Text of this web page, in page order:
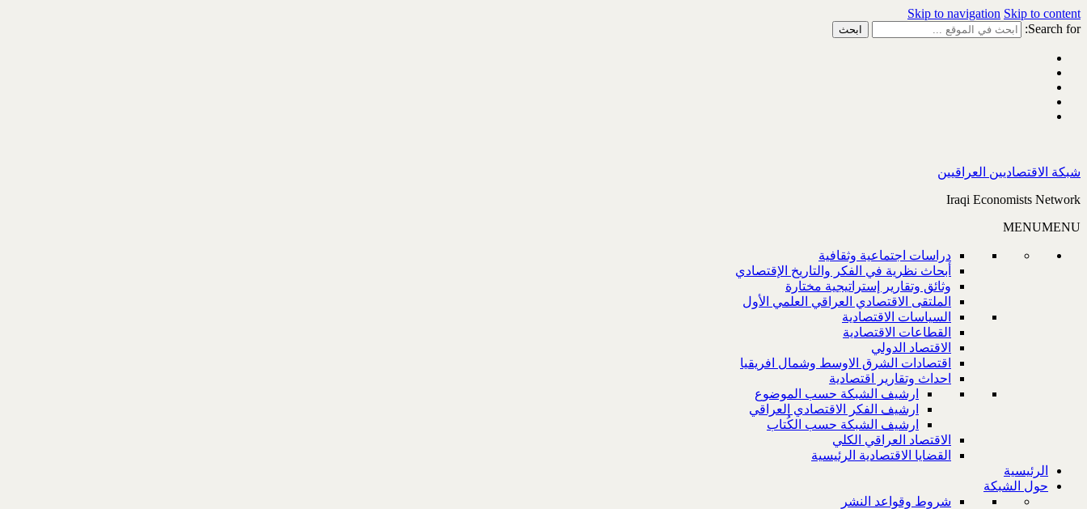
Skip to navigation Skip to content
Search for:
شبكة الاقتصاديين العراقيين
Iraqi Economists Network
MENUMENU
دراسات اجتماعية وثقافية
أبحاث نظرية في الفكر والتاريخ الإقتصادي
وثائق وتقارير إستراتيجية مختارة
الملتقى الاقتصادي العراقي العلمي الأول
السياسات الاقتصادية
القطاعات الاقتصادية
الاقتصاد الدولي
اقتصادات الشرق الاوسط وشمال افريقيا
احداث وتقارير اقتصادية
ارشيف الشبكة حسب الموضوع
ارشيف الفكر الاقتصادي العراقي
ارشيف الشبكة حسب الكُتاب
الاقتصاد العراقي الكلي
القضايا الاقتصادية الرئيسية
الرئيسية
حول الشبكة
شروط وقواعد النشر